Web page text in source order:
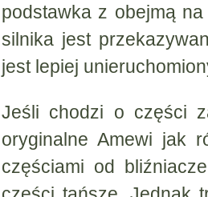
podstawka z obejmą
silnika jest
jest lepiej
Jeśli chodzi o części
oryginalne Amewi jak
częściami od